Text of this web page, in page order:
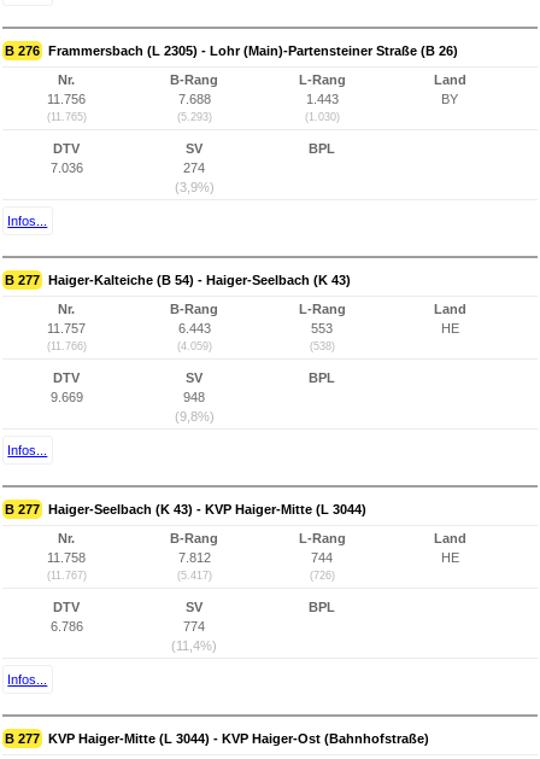
B 276 Frammersbach (L 2305) - Lohr (Main)-Partensteiner Straße (B 26)
Nr.
11.756
(11.765)
B-Rang
7.688
(5.293)
L-Rang
1.443
(1.030)
Land
BY
DTV
7.036
SV
274
(3,9%)
BPL
Infos...
B 277 Haiger-Kalteiche (B 54) - Haiger-Seelbach (K 43)
Nr.
11.757
(11.766)
B-Rang
6.443
(4.059)
L-Rang
553
(538)
Land
HE
DTV
9.669
SV
948
(9,8%)
BPL
Infos...
B 277 Haiger-Seelbach (K 43) - KVP Haiger-Mitte (L 3044)
Nr.
11.758
(11.767)
B-Rang
7.812
(5.417)
L-Rang
744
(726)
Land
HE
DTV
6.786
SV
774
(11,4%)
BPL
Infos...
B 277 KVP Haiger-Mitte (L 3044) - KVP Haiger-Ost (Bahnhofstraße)